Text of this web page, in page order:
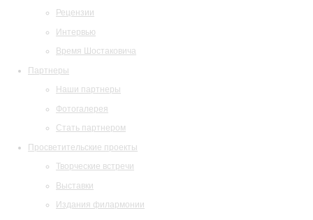
Рецензии
Интервью
Время Шостаковича
Партнеры
Наши партнеры
Фотогалерея
Стать партнером
Просветительские проекты
Творческие встречи
Выставки
Издания филармонии